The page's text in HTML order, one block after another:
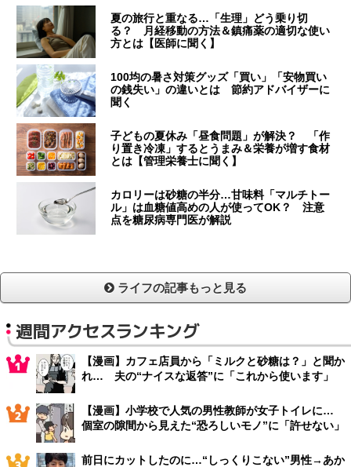
夏の旅行と重なる…「生理」どう乗り切
る？ 月経移動の方法＆鎮痛薬の適切な使い
方とは【医師に聞く】
100均の暑さ対策グッズ「買い」「安物買い
の銭失い」の違いとは 節約アドバイザーに
聞く
子どもの夏休み「昼食問題」が解決？ 「作
り置き冷凍」するとうまみ＆栄養が増す食材
とは【管理栄養士に聞く】
カロリーは砂糖の半分…甘味料「マルチトー
ル」は血糖値高めの人が使ってOK？ 注意
点を糖尿病専門医が解説
ライフの記事もっと見る
週間アクセスランキング
【漫画】カフェ店員から「ミルクと砂糖は？」と聞か
れ… 夫の“ナイスな返答”に「これから使います」
【漫画】小学校で人気の男性教師が女子トイレに…
個室の隙間から見えた“恐ろしいモノ”に「許せない」
前日にカットしたのに…“しっくりこない”男性→あか